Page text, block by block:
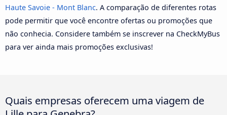
Haute Savoie - Mont Blanc. A comparação de diferentes rotas
pode permitir que você encontre ofertas ou promoções que
não conhecia. Considere também se inscrever na CheckMyBus
para ver ainda mais promoções exclusivas!
Quais empresas oferecem uma viagem de